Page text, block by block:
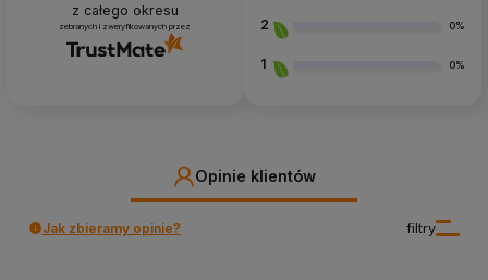
z całego okresu
zebranych i zweryfikowanych przez 2 0%
1 0%
Opinie klientów
filtry
Jak zbieramy opinie?